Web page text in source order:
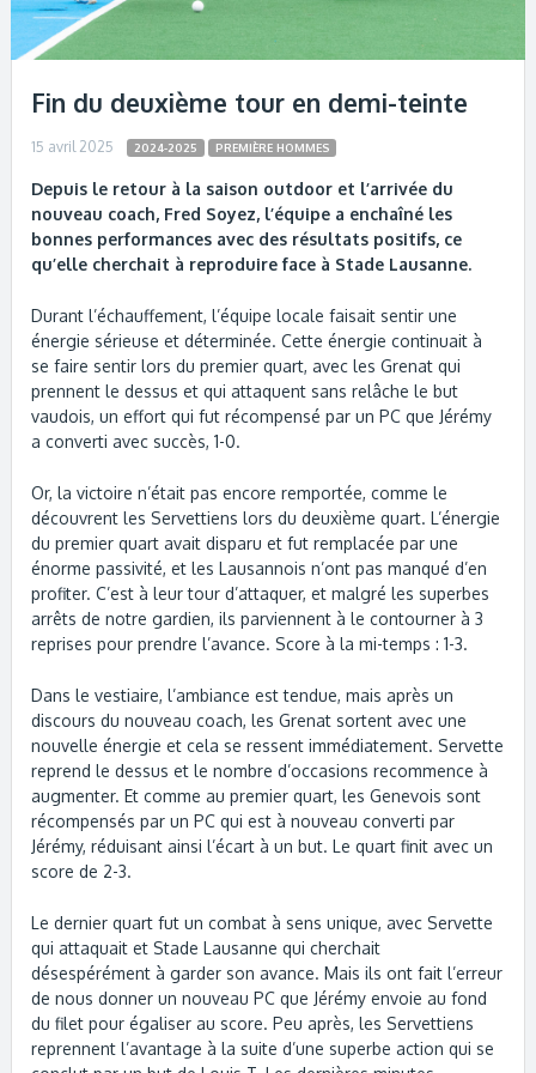
Fin du deuxième tour en demi-teinte
15 avril 2025 2024-2025 PREMIÈRE HOMMES
Depuis le retour à la saison outdoor et l’arrivée du
nouveau coach, Fred Soyez, l’équipe a enchaîné les
bonnes performances avec des résultats positifs, ce
qu’elle cherchait à reproduire face à Stade Lausanne.
Durant l’échauffement, l’équipe locale faisait sentir une
énergie sérieuse et déterminée. Cette énergie continuait à
se faire sentir lors du premier quart, avec les Grenat qui
prennent le dessus et qui attaquent sans relâche le but
vaudois, un effort qui fut récompensé par un PC que Jérémy
a converti avec succès, 1-0.
Or, la victoire n’était pas encore remportée, comme le
découvrent les Servettiens lors du deuxième quart. L’énergie
du premier quart avait disparu et fut remplacée par une
énorme passivité, et les Lausannois n’ont pas manqué d’en
profiter. C’est à leur tour d’attaquer, et malgré les superbes
arrêts de notre gardien, ils parviennent à le contourner à 3
reprises pour prendre l’avance. Score à la mi-temps : 1-3.
Dans le vestiaire, l’ambiance est tendue, mais après un
discours du nouveau coach, les Grenat sortent avec une
nouvelle énergie et cela se ressent immédiatement. Servette
reprend le dessus et le nombre d’occasions recommence à
augmenter. Et comme au premier quart, les Genevois sont
récompensés par un PC qui est à nouveau converti par
Jérémy, réduisant ainsi l’écart à un but. Le quart finit avec un
score de 2-3.
Le dernier quart fut un combat à sens unique, avec Servette
qui attaquait et Stade Lausanne qui cherchait
désespérément à garder son avance. Mais ils ont fait l’erreur
de nous donner un nouveau PC que Jérémy envoie au fond
du filet pour égaliser au score. Peu après, les Servettiens
reprennent l’avantage à la suite d’une superbe action qui se